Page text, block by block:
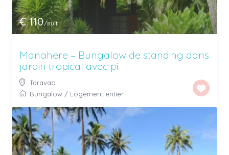
€ 110/nuit
Manahere – Bungalow de standing dans
jardin tropical avec pi
Taravao
Bungalow / Logement entier